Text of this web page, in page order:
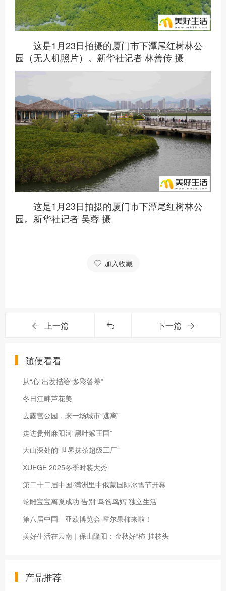
这是1月23日拍摄的厦门市下潭尾红树林公
园（无人机照片）。新华社记者 林善传 摄
这是1月23日拍摄的厦门市下潭尾红树林公
园。新华社记者 吴蓉 摄
加入收藏
上一篇 下一篇
随便看看
从“心”出发描绘“多彩答卷”
冬日江畔芦花美
去露营公园，来一场城市“逃离”
走进贵州麻阳河“黑叶猴王国”
大山深处的“世界抹茶超级工厂”
XUEGE 2025冬季时装大秀
第二十二届中国·满洲里中俄蒙国际冰雪节开幕
蛇雕宝宝离巢成功 告别“鸟爸鸟妈”独立生活
第八届中国—亚欧博览会 霍尔果柿来啦！
美好生活在云南｜保山隆阳：金秋好“柿”挂枝头
产品推荐